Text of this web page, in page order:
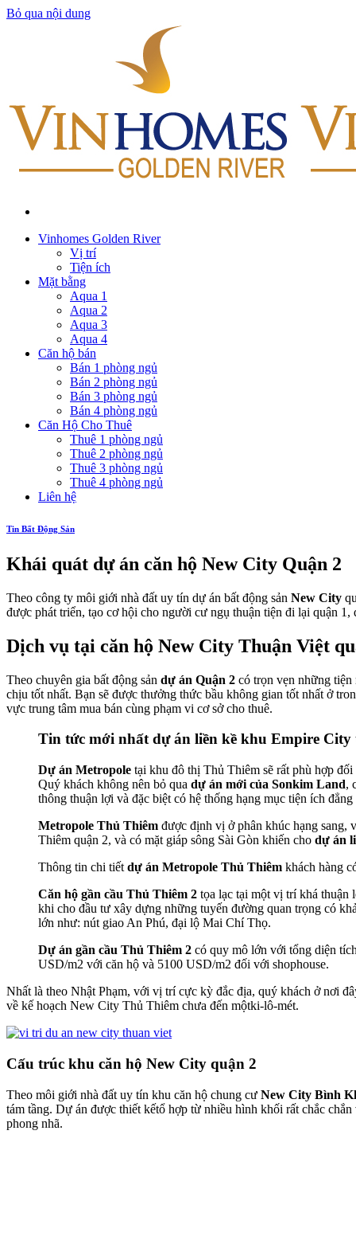
Bỏ qua nội dung
Vinhomes Golden River
Vị trí
Tiện ích
Mặt bằng
Aqua 1
Aqua 2
Aqua 3
Aqua 4
Căn hộ bán
Bán 1 phòng ngủ
Bán 2 phòng ngủ
Bán 3 phòng ngủ
Bán 4 phòng ngủ
Căn Hộ Cho Thuê
Thuê 1 phòng ngủ
Thuê 2 phòng ngủ
Thuê 3 phòng ngủ
Thuê 4 phòng ngủ
Liên hệ
Tin Bất Động Sản
Khái quát dự án căn hộ New City Quận 2
Theo công ty môi giới nhà đất uy tín dự án bất động sản New City
được phát triển, tạo cơ hội cho người cư ngụ thuận tiện đi lại quận
Dịch vụ tại căn hộ New City Thuận Việt
Theo chuyên gia bất động sản dự án Quận 2 có trọn vẹn những
chịu tốt nhất. Bạn sẽ được thưởng thức bầu không gian tốt nhất ở
vực trung tâm mua bán cùng phạm vi cơ sở cho thuê.
Tin tức mới nhất dự án liền kề khu Empire
Dự án Metropole tại khu đô thị Thủ Thiêm sẽ rất phù hợp
Quý khách không nên bỏ qua dự án mới của Sonkim Land,
thông thuận lợi và đặc biệt có hệ thống hạng mục tiện ích đẳng
Metropole Thủ Thiêm được định vị ở phân khúc hạng sang,
Thiêm quận 2, và có mặt giáp sông Sài Gòn khiến cho dự án
Thông tin chi tiết dự án Metropole Thủ Thiêm khách hàng
Căn hộ gần cầu Thủ Thiêm 2 tọa lạc tại một vị trí khá thuận
khi cho đầu tư xây dựng những tuyến đường quan trọng có
lớn như: nút giao An Phú, đại lộ Mai Chí Thọ.
Dự án gần cầu Thủ Thiêm 2 có quy mô lớn với tổng diện
USD/m2 với căn hộ và 5100 USD/m2 đối với shophouse.
Nhất là theo Nhật Phạm, với vị trí cực kỳ đắc địa, quý khách ở nơi
về kế hoạch New City Thủ Thiêm chưa đến mộtki-lô-mét.
Cấu trúc khu căn hộ New City quận 2
Theo môi giới nhà đất uy tín khu căn hộ chung cư New City Bình
tám tầng. Dự án được thiết kếtổ hợp từ nhiều hình khối rất chắc
phong nhã.